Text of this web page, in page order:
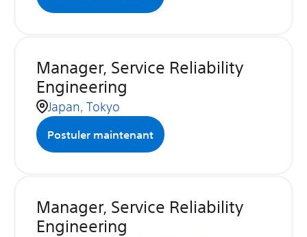
Manager, Service Reliability
Engineering
Japan, Tokyo
Postuler maintenant
Manager, Service Reliability
Engineering